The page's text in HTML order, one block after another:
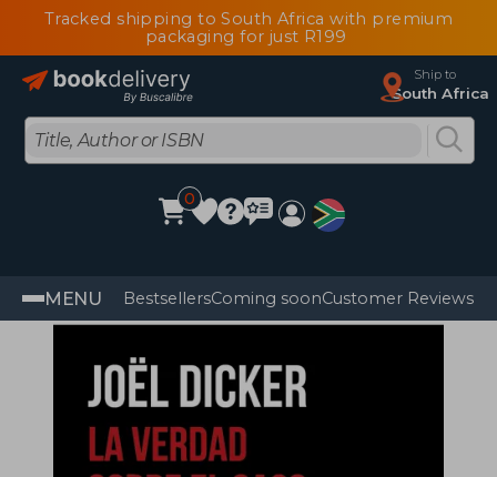
Tracked shipping to South Africa with premium
packaging for just R199
Ship to
South Africa
0
MENU BestsellersComing soonCustomer Reviews